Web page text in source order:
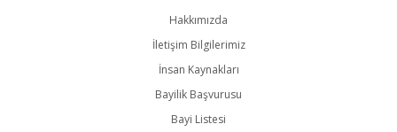
Hakkımızda
İletişim Bilgilerimiz
İnsan Kaynakları
Bayilik Başvurusu
Bayi Listesi